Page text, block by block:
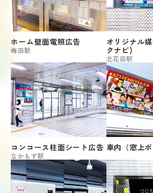
ホーム壁面電照広告
梅田駅
オリジナル
クナビ)
北花田駅
コンコース柱面シート広告
なかもず駅
車内（窓上ポ